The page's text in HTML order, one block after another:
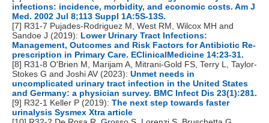
infections: incidence, morbidity, and economic costs. Am J
Med. 2002 Jul 8;113 Suppl 1A:5S-13S.
[7] R31-7 Pujades-Rodriguez M, West RM, Wilcox MH and
Sandoe J (2019): Lower Urinary Tract Infections:
Management, Outcomes and Risk Factors for Antibiotic Re-
prescription in Primary Care. EClinicalMedicine 14:23-31.
[8] R31-8 O'Brien M, Marijam A, Mitrani-Gold FS, Terry L, Taylor-
Stokes G and Joshi AV (2023): Unmet needs in
uncomplicated urinary tract infection in the United States
and Germany: a physician survey. BMC Infect Dis 23(1):281.
[9] R32-1 Keller P (2019): The next step towards faster
urinalysis Sysmex Xtra article